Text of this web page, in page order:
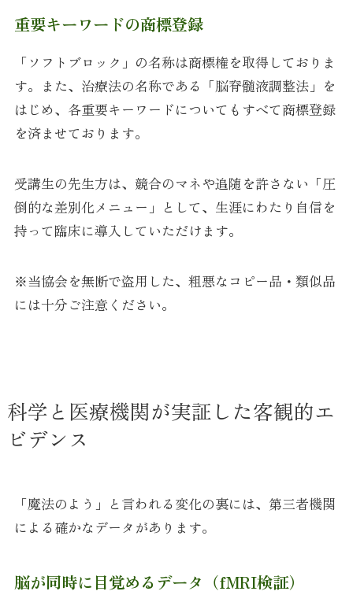
重要キーワードの商標登録
「ソフトブロック」の名称は商標権を取得しておりま
す。また、治療法の名称である「脳脊髄液調整法」を
はじめ、各重要キーワードについてもすべて商標登録
を済ませております。
受講生の先生方は、競合のマネや追随を許さない「圧
倒的な差別化メニュー」として、生涯にわたり自信を
持って臨床に導入していただけます。
※当協会を無断で盗用した、粗悪なコピー品・類似品
には十分ご注意ください。
科学と医療機関が実証した客観的エ
ビデンス
「魔法のよう」と言われる変化の裏には、第三者機関
による確かなデータがあります。
脳が同時に目覚めるデータ（fMRI検証）